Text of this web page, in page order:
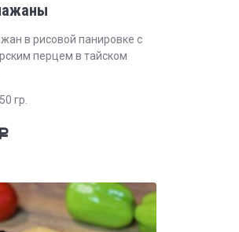
в рисовой панировке с
перцем в тайском
гр.